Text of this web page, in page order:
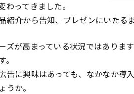
わってきました。
紹介から告知、プレゼンにいたる
ズが高まっている状況ではありま
告に興味はあっても、なかなか導
うか。